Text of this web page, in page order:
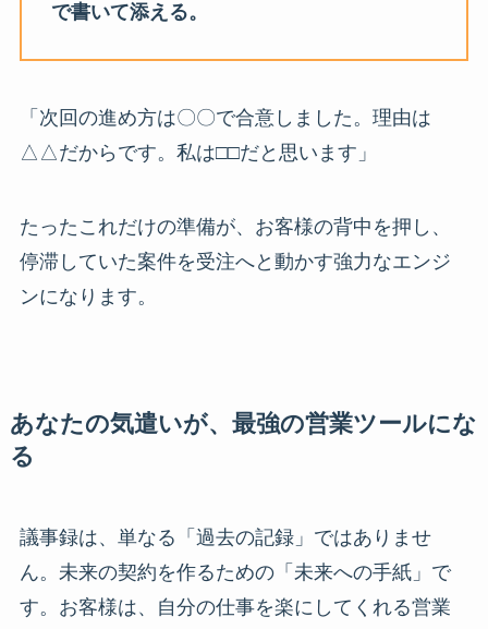
で書いて添える。
「次回の進め方は〇〇で合意しました。理由は
△△だからです。私は□□だと思います」
たったこれだけの準備が、お客様の背中を押し、
停滞していた案件を受注へと動かす強力なエンジ
ンになります。
あなたの気遣いが、最強の営業ツールにな
る
議事録は、単なる「過去の記録」ではありませ
ん。未来の契約を作るための「未来への手紙」で
す。お客様は、自分の仕事を楽にしてくれる営業